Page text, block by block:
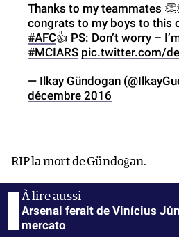
Thanks to my teammates
congrats to my boys to this
#AFC👍 PS: Don’t worry –
#MCIARS pic.twitter.com/
— Ilkay Gündogan
décembre 2016
RIP la mort de Gündoğan.
Arsenal ferait de Vinícius
mercato